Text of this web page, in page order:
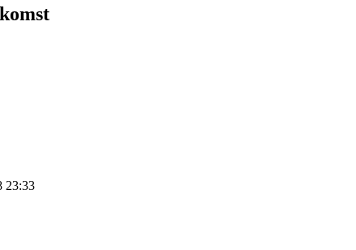
23:33